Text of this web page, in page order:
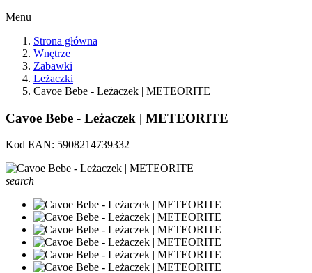
Menu
Strona główna
Wnętrze
Zabawki
Leżaczki
Cavoe Bebe - Leżaczek | METEORITE
Cavoe Bebe - Leżaczek | METEORITE
Kod EAN: 5908214739332
search